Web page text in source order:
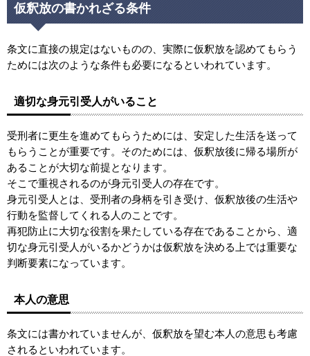
仮釈放の書かれざる条件
条文に直接の規定はないものの、実際に仮釈放を認めてもらう
ためには次のような条件も必要になるといわれています。
適切な身元引受人がいること
受刑者に更生を進めてもらうためには、安定した生活を送って
もらうことが重要です。そのためには、仮釈放後に帰る場所が
あることが大切な前提となります。
そこで重視されるのが身元引受人の存在です。
身元引受人とは、受刑者の身柄を引き受け、仮釈放後の生活や
行動を監督してくれる人のことです。
再犯防止に大切な役割を果たしている存在であることから、適
切な身元引受人がいるかどうかは仮釈放を決める上では重要な
判断要素になっています。
本人の意思
条文には書かれていませんが、仮釈放を望む本人の意思も考慮
されるといわれています。